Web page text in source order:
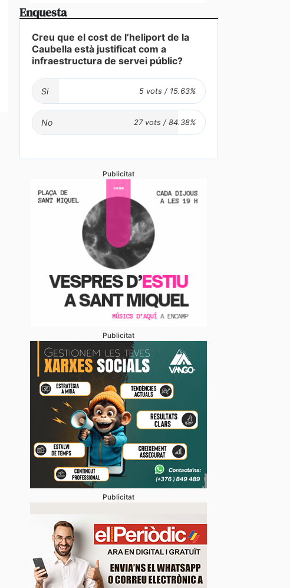
referents també passen per casa
Enquesta
Creu que el cost de l’heliport de la
Caubella està justificat com a
infraestructura de servei públic?
Si
No
Publicitat
Publicitat
Publicitat